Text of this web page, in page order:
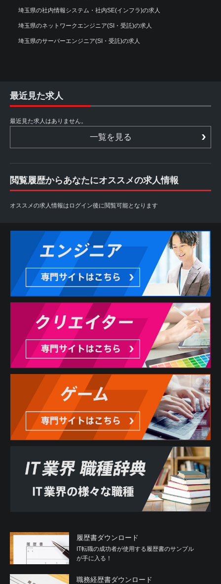
埼玉県の社内情報システム・社内SE(インフラ)の求人
埼玉県のネットワークエンジニア(SI・受託)の求人
埼玉県のサーバーエンジニア(SI・受託)の求人
最近見た求人
最近見た求人はありません。
一覧を見る
閲覧履歴からあなたにオススメの求人情報
オススメの求人情報はログイン後に閲覧可能となります
履歴書ダウンロード
IT転職の成功者が使用する履歴書のサンプル
が手に入る！
職務経歴書ダウンロード